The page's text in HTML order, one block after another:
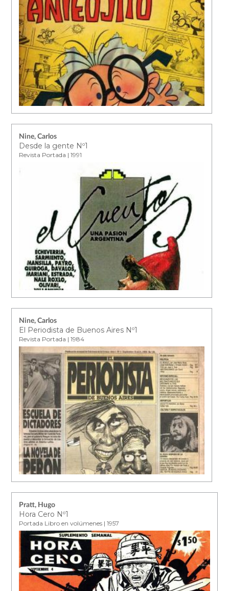
Nine, Carlos
Desde la gente Nº1
Revista Portada | 1991
Nine, Carlos
El Periodista de Buenos Aires Nº1
Revista Portada | 1984
Pratt, Hugo
Hora Cero Nº1
Portada Libro en volúmenes | 1957